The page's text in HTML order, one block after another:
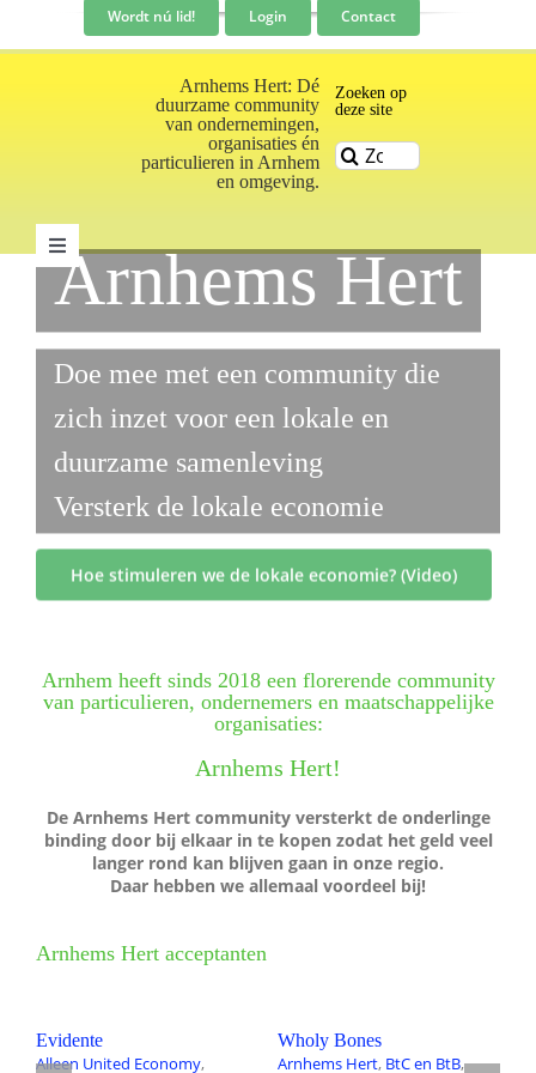
inhoud
Wordt nú lid! Login Contact
Arnhems Hert: Dé
duurzame community
van ondernemingen,
organisaties én
particulieren in Arnhem
en omgeving.
Zoeken op
deze site
Zoeken
naar:
Toggle
Navigation
Community
Nieuws
Evenementen kalender
Wie zijn wij?
Vacatures
Arnhems Hert
Doe mee met een community die
zich inzet voor een lokale en
duurzame samenleving
Versterk de lokale economie
Hoe stimuleren we de lokale economie? (Video)
Arnhem heeft sinds 2018 een florerende community
van particulieren, ondernemers en maatschappelijke
organisaties:
Arnhems Hert!
De Arnhems Hert community versterkt de onderlinge
binding door bij elkaar in te kopen zodat het geld veel
langer rond kan blijven gaan in onze regio.
Daar hebben we allemaal voordeel bij!
Arnhems Hert acceptanten
Evidente
Alleen United Economy,
Wholy Bones
Arnhems Hert, BtC en BtB,